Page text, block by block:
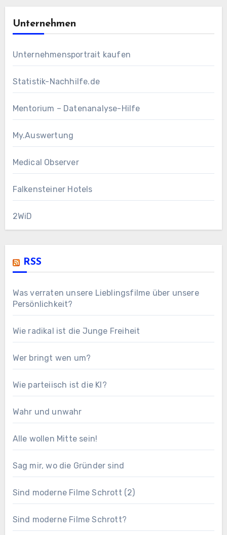
Unternehmen
Unternehmensportrait kaufen
Statistik-Nachhilfe.de
Mentorium – Datenanalyse-Hilfe
My.Auswertung
Medical Observer
Falkensteiner Hotels
2WiD
RSS
Was verraten unsere Lieblingsfilme über unsere
Persönlichkeit?
Wie radikal ist die Junge Freiheit
Wer bringt wen um?
Wie parteiisch ist die KI?
Wahr und unwahr
Alle wollen Mitte sein!
Sag mir, wo die Gründer sind
Sind moderne Filme Schrott (2)
Sind moderne Filme Schrott?